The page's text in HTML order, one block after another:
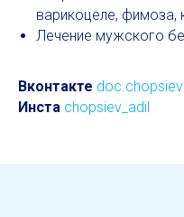
варикоцеле, фимоза,
Лечение мужского
Вконтакте doc.chopsiev
Инста chopsiev_adil